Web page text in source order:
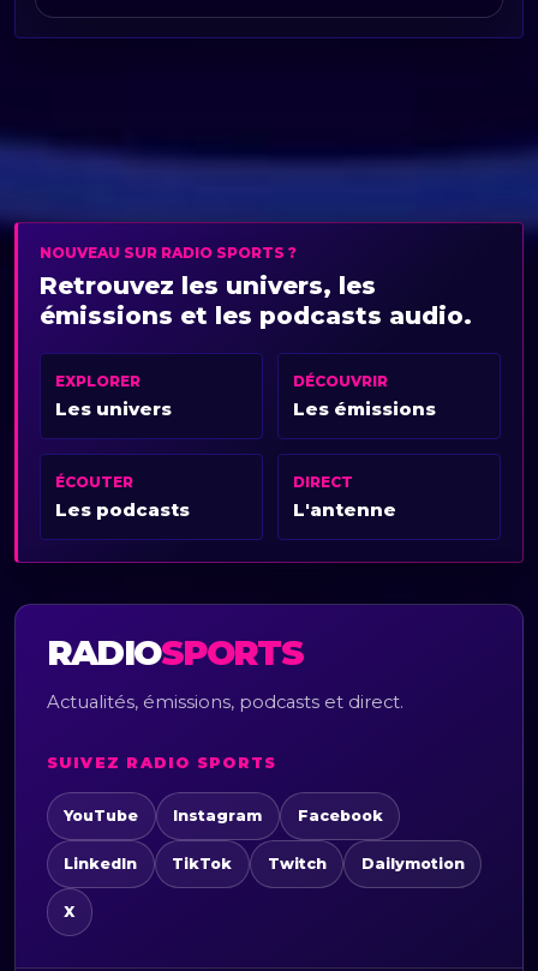
NOUVEAU SUR RADIO SPORTS ?
Retrouvez les univers, les
émissions et les podcasts audio.
EXPLORER
Les univers
DÉCOUVRIR
Les émissions
ÉCOUTER
Les podcasts
DIRECT
L'antenne
RADIOSPORTS
Actualités, émissions, podcasts et direct.
SUIVEZ RADIO SPORTS
YouTube Instagram Facebook
LinkedIn TikTok Twitch Dailymotion
X